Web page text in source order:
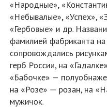
«Народные»,
«Небывалые», «Успех»,
«Гербовые» и др.
фамилией фабриканта
сопровождались
герб России, на
«Бабочке» —
на «Розе» — розан, на
мужичок.